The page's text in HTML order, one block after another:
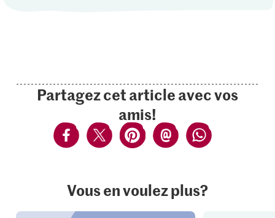
Partagez cet article avec vos
amis!
Vous en voulez plus?